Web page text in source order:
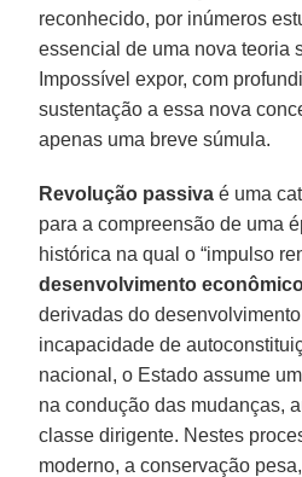
reconhecido, por inúmeros
essencial de uma nova teoria
Impossível expor, com
sustentação a essa nova
apenas uma breve súmula.
Revolução passiva é uma
para a compreensão de uma
histórica na qual o “impulso
desenvolvimento
derivadas do
incapacidade de
nacional, o Estado assume
na condução das mudanças,
classe dirigente. Nestes
moderno, a conservação